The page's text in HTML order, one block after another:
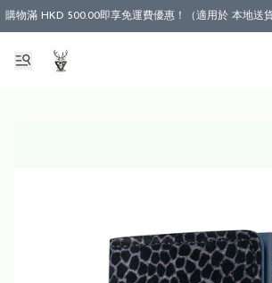
購物滿 HKD 500.00即享免運費優惠！（適用於 本地送